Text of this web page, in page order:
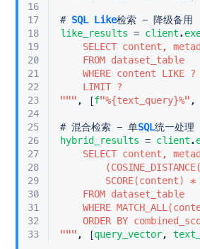
16
17
18
19
20
21
22
23
24
25
26
27
28
29
30
31
32
33
# SQL Like检索 - 降级备用
like_results = client.
SELECT content,
FROM
WHERE content
	LIMIT ?
""" , [f"%{text_query}%"
# 混合检索 - 单SQL统一处理
hybrid_results = client.
SELECT
FROM
WHERE
ORDER BY
""" , [query_vector,